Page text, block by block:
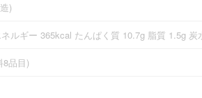
)
ルギー 365kcal たんぱく質 10.7g 脂質 1.5g
8品目)